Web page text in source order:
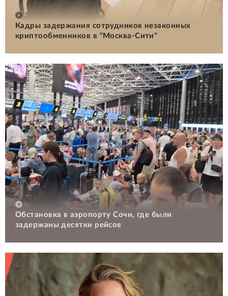
Кадры задержания сотрудников незаконных
криптообменников в "Москва-Сити"
Обстановка в аэропорту Сочи, где были
задержаны десятки рейсов